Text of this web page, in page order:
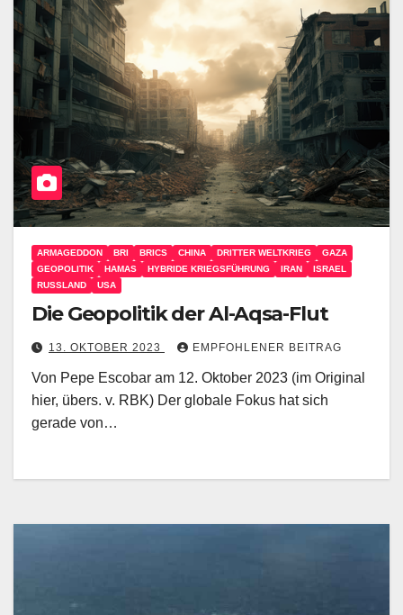
ARMAGEDDON BRI BRICS CHINA DRITTER WELTKRIEG
GAZA
GEOPOLITIK
HAMAS HYBRIDE KRIEGSFÜHRUNG IRAN
ISRAEL
RUSSLAND
USA
Die Geopolitik der Al-Aqsa-Flut
13. OKTOBER 2023 EMPFOHLENER BEITRAG
Von Pepe Escobar am 12. Oktober 2023 (im Original
hier, übers. v. RBK) Der globale Fokus hat sich
gerade von…